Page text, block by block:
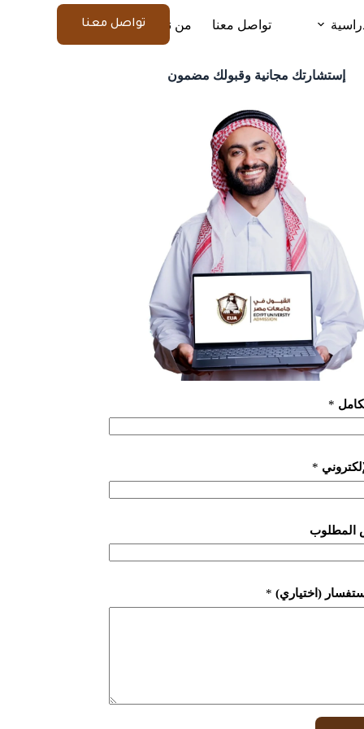
تواصل معنا من نحن المزيد
تواصل معنا
إستشارتك مجانية وقبولك مضمون
*
*
المطلوب
(اختياري) *